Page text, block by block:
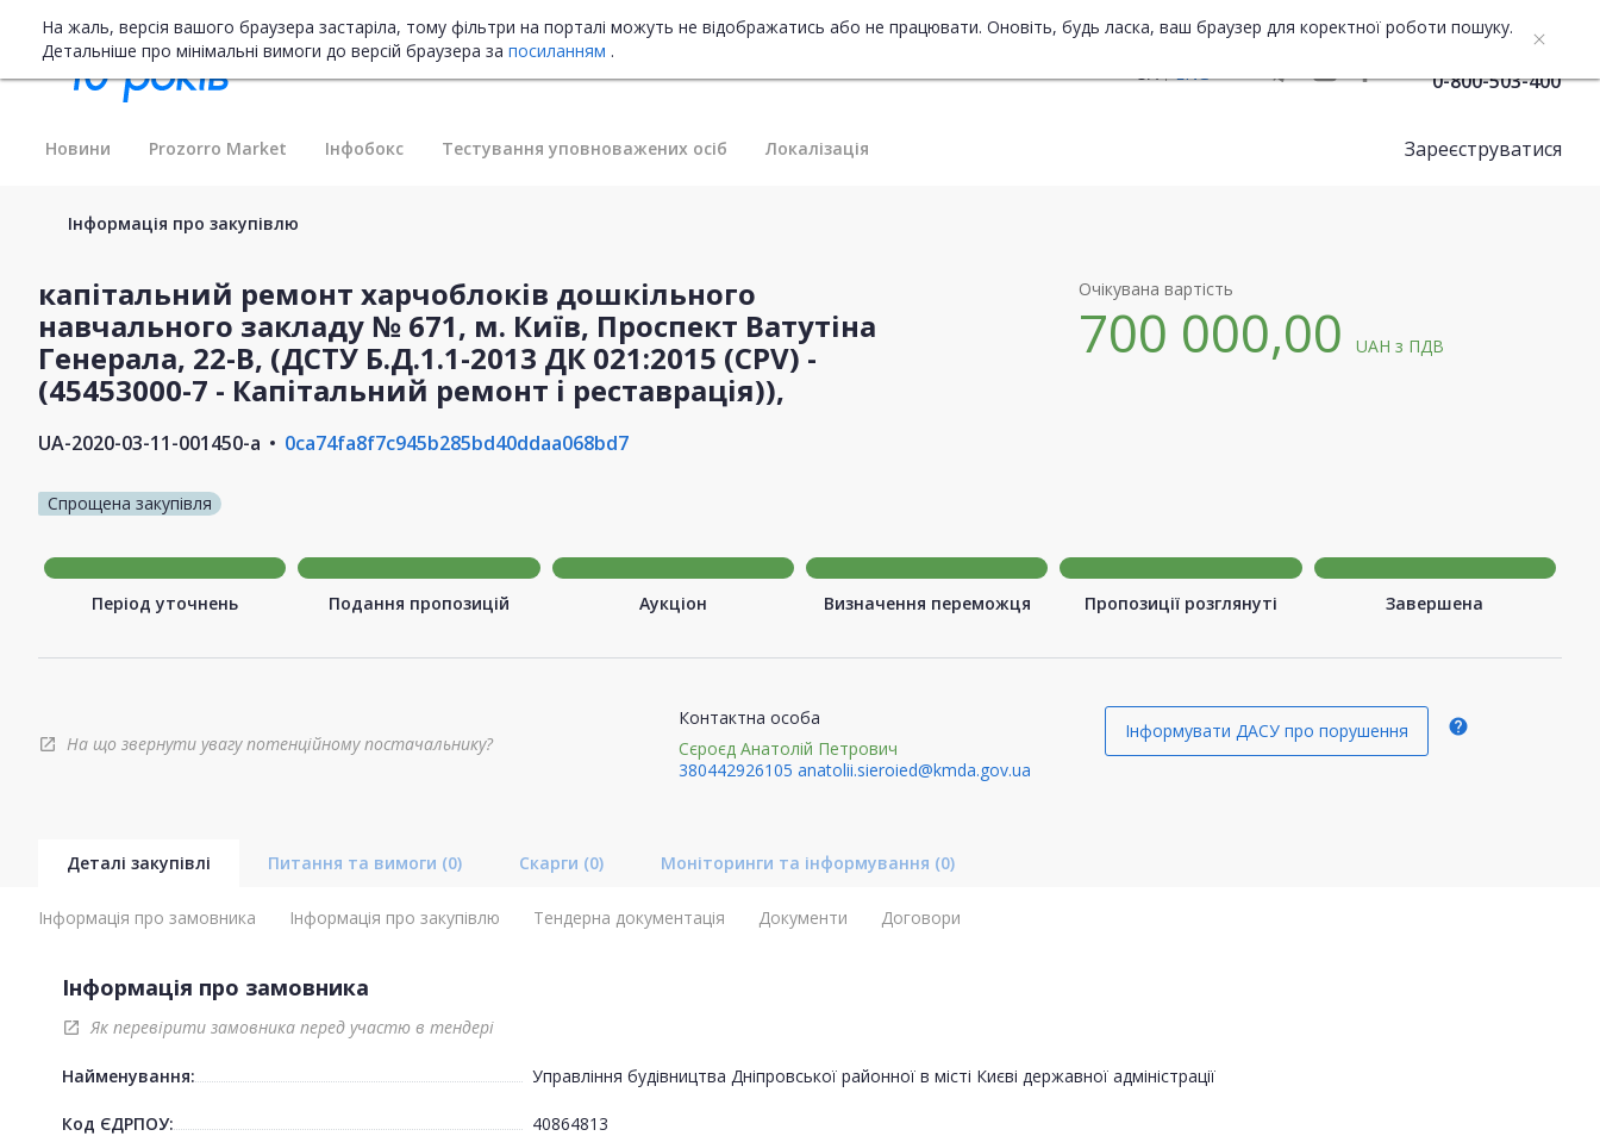
На жаль, версія вашого браузера застаріла, тому фільтри на порталі можуть не відображатись або не працювати. Оновіть, будь ласка, ваш браузер для коректної роботи пошуку.
Детальніше про мінімальні вимоги до версій браузера за посиланням .
UA
ENG 0-800-503-400
Новини Prozorro Market Інфобокс Тестування уповноважених осіб Локалізація Зареєструватися
Інформація про закупівлю
капітальний ремонт харчоблоків дошкільного
навчального закладу № 671, м. Київ, Проспект Ватутіна
Генерала, 22-В, (ДСТУ Б.Д.1.1-2013 ДК 021:2015 (CPV) -
(45453000-7 - Капітальний ремонт і реставрація)),
UA-2020-03-11-001450-a 0ca74fa8f7c945b285bd40ddaa068bd7
Спрощена закупівля
Очікувана вартість
700 000,00UAHз ПДВ
Період уточнень Подання пропозицій Аукціон Визначення переможця Пропозиції розглянуті Завершена
open_in_new На що звернути увагу потенційному постачальнику?
Контактна особа
Сєроєд Анатолій Петрович
380442926105 anatolii.sieroied@kmda.gov.ua
Інформувати ДАСУ про порушення help
Деталі закупівлі Питання та вимоги (0) Скарги (0) Моніторинги та інформування (0)
Інформація про замовника Інформація про закупівлю Тендерна документація Документи Договори
Інформація про замовника
open_in_new Як перевірити замовника перед участю в тендері
Найменування: Управління будівництва Дніпровської районної в місті Києві державної адміністрації
Код ЄДРПОУ: 40864813